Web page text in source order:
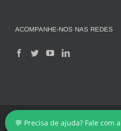
ACOMPANHE-NOS NAS REDES
Copyright 2024 - BeanStalk -
💬 Precisa de ajuda? Fale com